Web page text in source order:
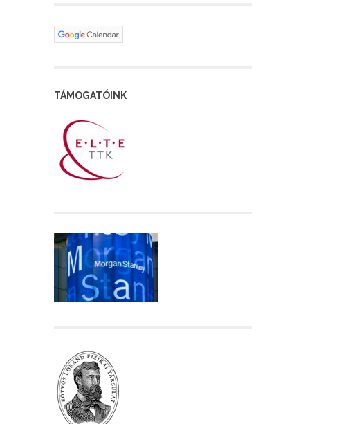
TÁMOGATÓINK